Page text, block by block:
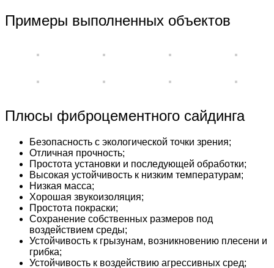
Примеры выполненных объектов
Плюсы фиброцементного сайдинга
Безопасность с экологической точки зрения;
Отличная прочность;
Простота установки и последующей обработки;
Высокая устойчивость к низким температурам;
Низкая масса;
Хорошая звукоизоляция;
Простота покраски;
Сохранение собственных размеров под
воздействием среды;
Устойчивость к грызунам, возникновению плесени и
грибка;
Устойчивость к воздействию агрессивных сред;